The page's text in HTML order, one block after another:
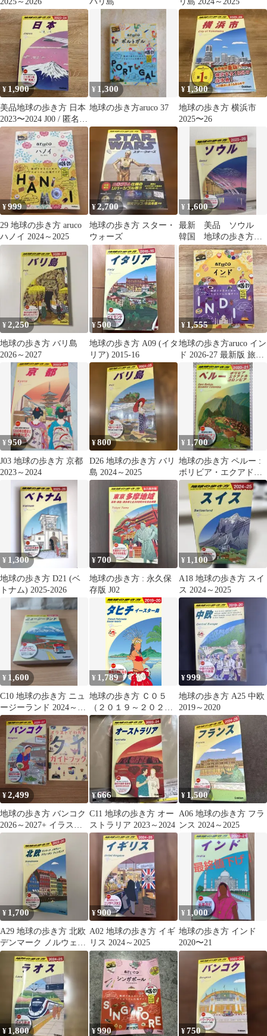
¥ 1,900
美品地球の歩き方 日本
2023〜2024 J00 / 匿名配
送
¥ 1,300
地球の歩き方aruco 37
¥ 1,300
地球の歩き方 横浜市
2025〜26
¥999
29 地球の歩き方 aruco
ハノイ 2024～2025
¥2,700
地球の歩き方 スター・
ウォーズ
¥ 1,600
最新 美品 ソウル
韓国 地球の歩き方
D38 '25〜'26 ガイドブ
ック
¥2,250
地球の歩き方 バリ島
2026～2027
¥500
地球の歩き方 A09 (イタ
リア) 2015-16
¥1,555
地球の歩き方aruco イン
ド 2026-27 最新版 旅行
ガイドブック
¥950
J03 地球の歩き方 京都
2023～2024
¥800
D26 地球の歩き方 バリ
島 2024～2025
¥ 1,700
地球の歩き方 ペルー :
ボリビア・エクアド
ル・コロンビア 2020-
¥ 1,300
地球の歩き方 D21 (ベ
トナム) 2025-2026
¥700
地球の歩き方 : 永久保
存版 J02
¥ 1,100
A18 地球の歩き方 スイ
ス 2024～2025
¥ 1,600
C10 地球の歩き方 ニュ
ージーランド 2024～
2025
¥ 1,789
地球の歩き方 Ｃ０５
（２０１９～２０２
０） 改訂第１９版/地球
の歩き方/地球の歩き方
編集室（単行本）
¥999
地球の歩き方 A25 中欧
2019～2020
¥2,499
地球の歩き方 バンコク
2026～2027+ イラスト
でわかるタイ 2冊！
¥666
C11 地球の歩き方 オー
ストラリア 2023～2024
¥ 1,500
A06 地球の歩き方 フラ
ンス 2024～2025
¥ 1,700
A29 地球の歩き方 北欧
デンマーク ノルウェー
スウェーデン フィンラ
ンド…
¥900
A02 地球の歩き方 イギ
リス 2024～2025
¥ 1,000
地球の歩き方 インド
2020〜21
¥ 1,800 ¥990 ¥750